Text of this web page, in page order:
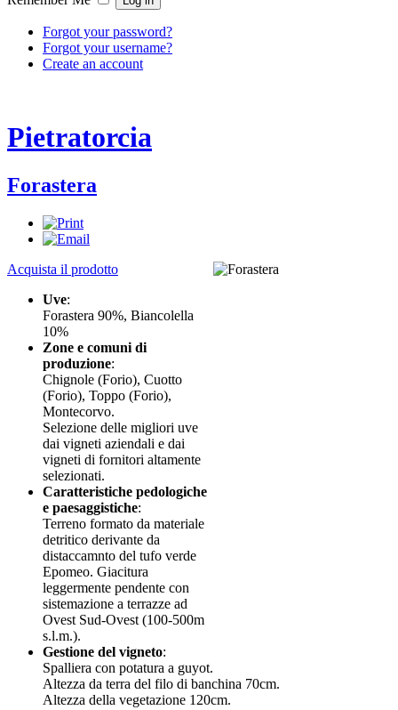
Forgot your password?
Forgot your username?
Create an account
Pietratorcia
Forastera
Acquista il prodotto
Uve:
Forastera 90%, Biancolella
10%
Zone e comuni di
produzione:
Chignole (Forio), Cuotto
(Forio), Toppo (Forio),
Montecorvo.
Selezione delle migliori uve
dai vigneti aziendali e dai
vigneti di fornitori altamente
selezionati.
Caratteristiche pedologiche
e paesaggistiche:
Terreno formato da materiale
detritico derivante da
distaccamnto del tufo verde
Epomeo. Giacitura
leggermente pendente con
sistemazione a terrazze ad
Ovest Sud-Ovest (100-500m
s.l.m.).
Gestione del vigneto:
Spalliera con potatura a guyot.
Altezza da terra del filo di banchina 70cm.
Altezza della vegetazione 120cm.